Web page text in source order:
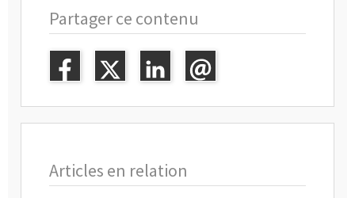
Partager ce contenu
Articles en relation